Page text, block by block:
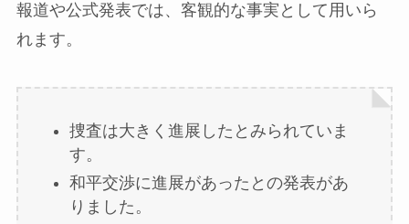
報道や公式発表では、客観的な事実として用いら
れます。
捜査は大きく進展したとみられていま
す。
和平交渉に進展があったとの発表があ
りました。